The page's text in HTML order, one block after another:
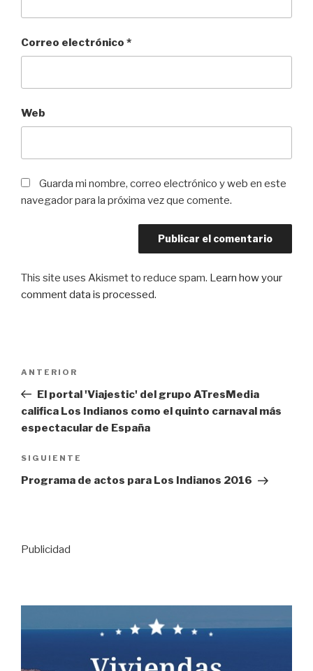
Correo electrónico *
Web
Guarda mi nombre, correo electrónico y web en este
navegador para la próxima vez que comente.
This site uses Akismet to reduce spam. Learn how your
comment data is processed.
entradas
Entrada
anterior:
ANTERIOR
El portal 'Viajestic' del grupo ATresMedia
califica Los Indianos como el quinto carnaval más
espectacular de España
Siguiente
entrada
SIGUIENTE
Programa de actos para Los Indianos 2016
Publicidad